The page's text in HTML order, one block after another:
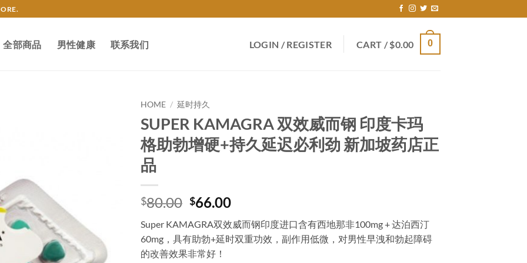
全部商品 男性健康 联系我们 LOGIN / REGISTER CART /$0.00 0
HOME / 延时持久
SUPER KAMAGRA 双效威而钢 印度卡玛
格助勃增硬+持久延迟必利劲 新加坡药店正
品
$80.00 Original
was:
$80.00.
$66.00Current
is:
$66.00.
Super KAMAGRA双效威而钢印度进口含有西地那非100mg + 达泊西汀
60mg，具有助勃+延时双重功效，副作用低微，对男性早洩和勃起障碍
的改善效果非常好！